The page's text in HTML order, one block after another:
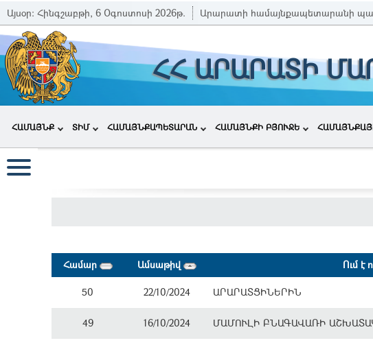
Այսօր: Հինգշաբթի, 6 Օգոստոսի 2026թ. Արարատի համայնքապետարանի
ՀՀ ԱՐԱՐԱՏԻ
ՀԱՄԱՅՆՔ ՏԻՄ ՀԱՄԱՅՆՔԱՊԵՏԱՐԱՆ ՀԱՄԱՅՆՔԻ ԲՅՈՒՋԵ
Համար Ամսաթիվ Ում է
50 22/10/2024 ԱՐԱՐԱՏՑԻՆԵՐԻՆ
49 16/10/2024 ՄԱՄՈՒԼԻ ԲՆԱԳԱՎԱՌԻ